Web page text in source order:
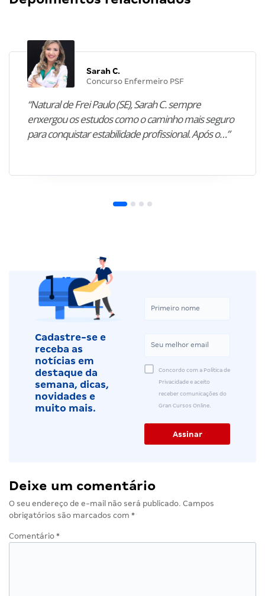
Sarah C.
Concurso Enfermeiro PSF
“Natural de Frei Paulo (SE), Sarah C. sempre
enxergou os estudos como o caminho mais seguro
para conquistar estabilidade profissional. Após o…”
Cadastre-se e
receba as
notícias em
destaque da
semana, dicas,
novidades e
muito mais.
Concordo com a Política de
Privacidade e aceito
receber comunicações do
Gran Cursos Online.
Deixe um comentário
O seu endereço de e-mail não será publicado. Campos
obrigatórios são marcados com *
Comentário *